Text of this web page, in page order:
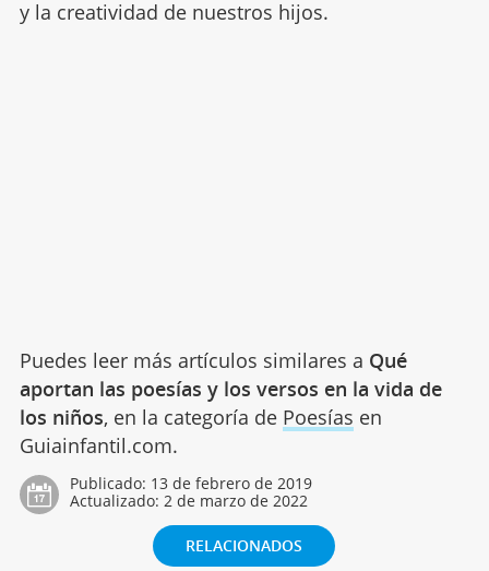
y la creatividad de nuestros hijos.
Puedes leer más artículos similares a Qué
aportan las poesías y los versos en la vida de
los niños, en la categoría de Poesías en
Guiainfantil.com.
Publicado: 13 de febrero de 2019
Actualizado: 2 de marzo de 2022
RELACIONADOS